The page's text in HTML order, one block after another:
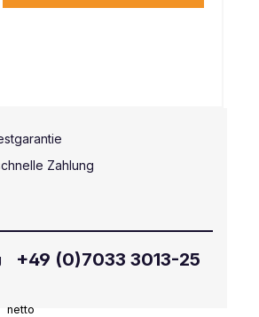
netto
Zahlung
+49 (0)7033 3013-25